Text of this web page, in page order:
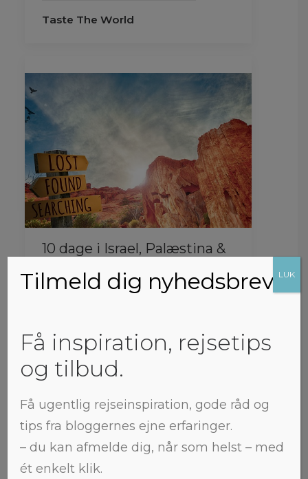
Taste The World
10 dage i Israel, Palæstina &
Mellemøsten er meget mere end
er også en vild historie, kultur,
arkitektur, gæstfrihed, lange
sandstrande, svimlende natur, for
ikke at nævne den kulinariske
oplevelse – særligt falafler og
hummus. Vi gik langs
Tilmeld dig nyhedsbrev
Få inspiration, rejsetips
og tilbud.
Få ugentlig rejseinspiration, gode råd og
tips fra bloggernes ejne erfaringer.
– du kan afmelde dig, når som helst – med
ét enkelt klik.
LUK